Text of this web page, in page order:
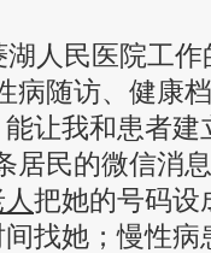
人民医院工作
病随访、健康
让我和患者建
居民的微信消
把她的号码设
找她；慢性